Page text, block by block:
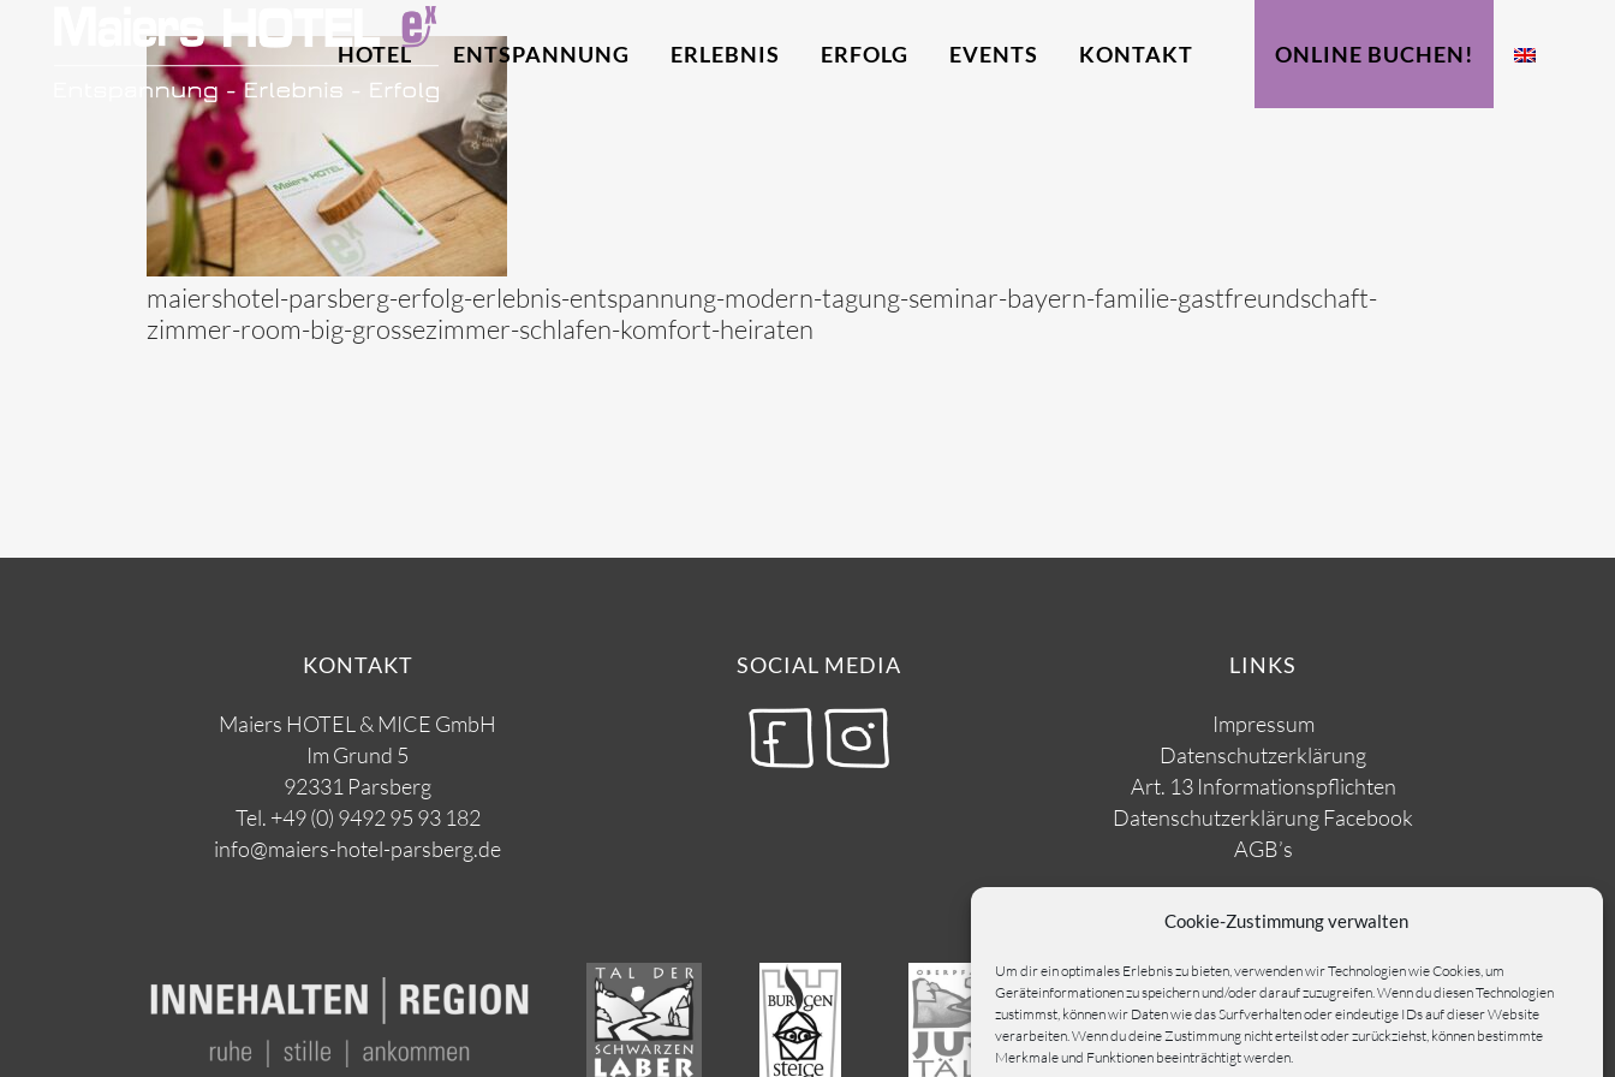
Cookie-Zustimmung verwalten
Um dir ein optimales Erlebnis zu bieten, verwenden wir Technologien wie Cookies, um
Geräteinformationen zu speichern und/oder darauf zuzugreifen. Wenn du diesen Technologien
zustimmst, können wir Daten wie das Surfverhalten oder eindeutige IDs auf dieser Website
verarbeiten. Wenn du deine Zustimmung nicht erteilst oder zurückziehst, können bestimmte
Merkmale und Funktionen beeinträchtigt werden.
HOTEL ENTSPANNUNG ERLEBNIS ERFOLG EVENTS KONTAKT ONLINE BUCHEN!
maiershotel-parsberg-erfolg-erlebnis-entspannung-modern-tagung-seminar-bayern-familie-gastfreundschaft-
zimmer-room-big-grossezimmer-schlafen-komfort-heiraten
KONTAKT
Maiers HOTEL & MICE GmbH
Im Grund 5
92331 Parsberg
Tel. +49 (0) 9492 95 93 182
info@maiers-hotel-parsberg.de
SOCIAL MEDIA LINKS
Impressum
Datenschutzerklärung
Art. 13 Informationspflichten
Datenschutzerklärung Facebook
AGB’s